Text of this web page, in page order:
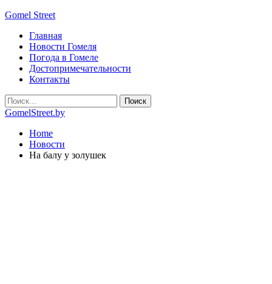
Gomel Street
Главная
Новости Гомеля
Погода в Гомеле
Достопримечательности
Контакты
GomelStreet.by
Home
Новости
На балу у золушек